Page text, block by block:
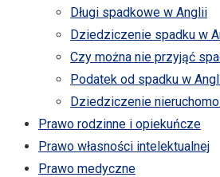
Długi spadkowe w Anglii
Dziedziczenie spadku w
Czy można nie przyjąć
Podatek od spadku w
Dziedziczenie
Prawo rodzinne i opiekuńcze
Prawo własności intelektualnej
Prawo medyczne